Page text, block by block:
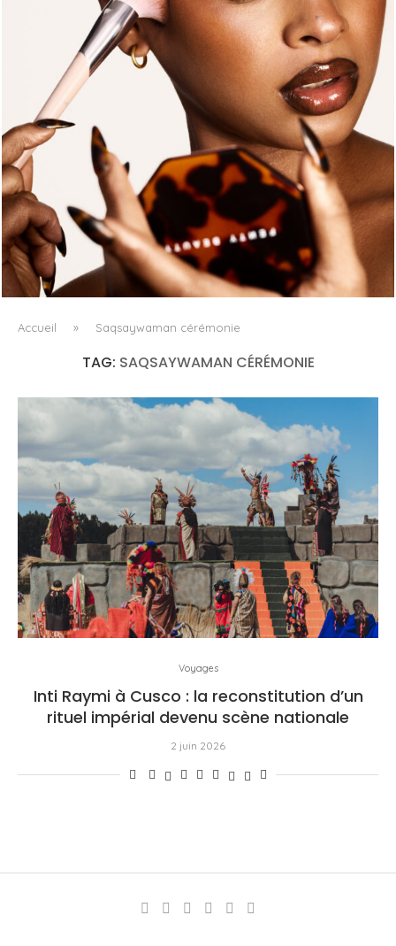
FENTY BEAUTY EXPLORE LA TEXTURE COMME LANGAGE
AVEC LE SUN STALK’R SOUFFLÉ...
Accueil » Saqsaywaman cérémonie
TAG: SAQSAYWAMAN CÉRÉMONIE
Voyages
Inti Raymi à Cusco : la reconstitution d’un
rituel impérial devenu scène nationale
2 juin 2026